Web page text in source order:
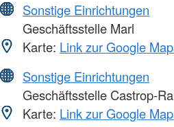
Sonstige Einrichtungen
Geschäftsstelle Marl
Karte: Link zur Google
Sonstige Einrichtungen
Geschäftsstelle Castrop-
Karte: Link zur Google